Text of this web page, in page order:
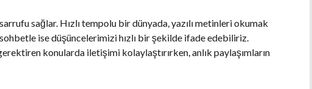
sağlar. Hızlı tempolu bir dünyada, yazılı metinleri okumak
ise düşüncelerimizi hızlı bir şekilde ifade edebiliriz.
konularda iletişimi kolaylaştırırken, anlık paylaşımların